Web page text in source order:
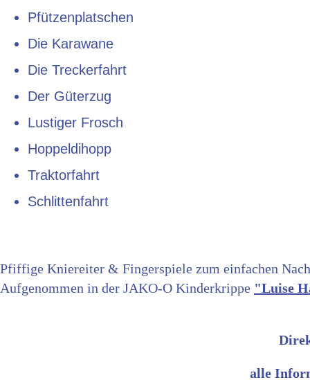
Pfützenplatschen
Die Karawane
Die Treckerfahrt
Der Güterzug
Lustiger Frosch
Hoppeldihopp
Traktorfahrt
Schlittenfahrt
Pfiffige Kniereiter & Fingerspiele zum einfachen
Aufgenommen in der JAKO-O Kinderkrippe "Luise
alle